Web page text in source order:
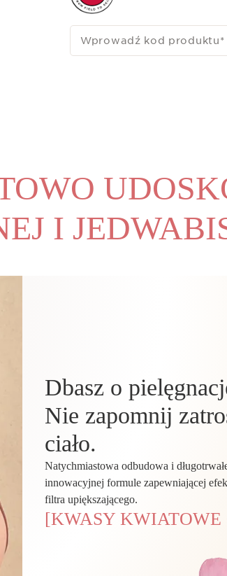
czterokrotnie zwiększa
*Test in vitro.
Wprowadź kod produktu*
I
Dbasz o
Nie zapomnij
ciało.
Natychmiastowa odbudowa i
innowacyjnej formule zapewniającej
filtra upiększającego.
[KWASY KWIATOWE